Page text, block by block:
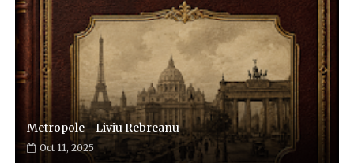
Metropole - Liviu Rebreanu
Oct 11, 2025